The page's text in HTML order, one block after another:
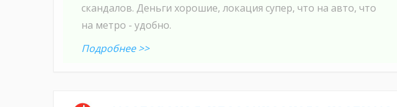
скандалов. Деньги хорошие, локация супер, что на авто, что
на метро - удобно.
Подробнее >>